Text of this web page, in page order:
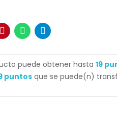
puede obtener hasta 19
puntos que se puede(n)